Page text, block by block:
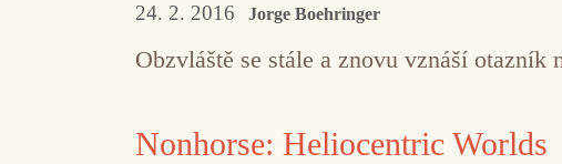
24. 2. 2016 Jorge Boehringer
Obzvláště se stále a znovu vznáší otazník
Nonhorse: Heliocentric Worlds